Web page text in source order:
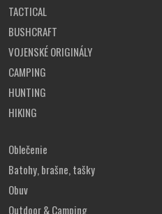
TACTICAL
BUSHCRAFT
VOJENSKÉ ORIGINÁLY
CAMPING
HUNTING
HIKING
Oblečenie
Batohy, brašne, tašky
Obuv
Outdoor & Camping